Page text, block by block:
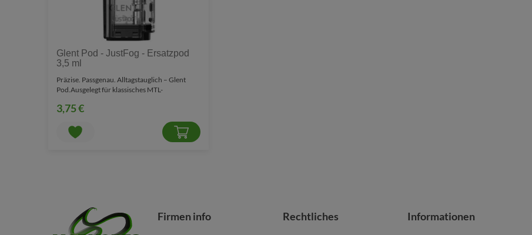
Glent Pod - JustFog - Ersatzpod
3,5 ml
Präzise. Passgenau. Alltagstauglich – Glent
Pod.Ausgelegt für klassisches MTL-
3,75 €
Firmen info Rechtliches Informationen